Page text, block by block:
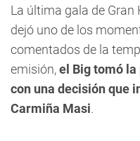
La última gala de Gran
dejó uno de los
comentados de la
emisión,el Big tomó
con una decisión que
Carmiña Masi.